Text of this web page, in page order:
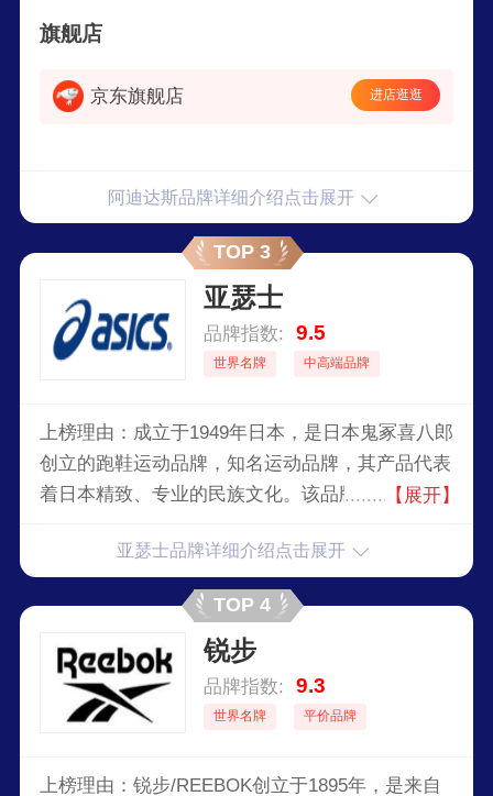
类、包类、男士香水和护肤品等。
旗舰店
京东旗舰店 进店逛逛
阿迪达斯品牌详细介绍点击展开
TOP 3
亚瑟士
品牌指数: 9.5
世界名牌 中高端品牌
上榜理由：成立于1949年日本，是日本鬼冢喜八郎
创立的跑鞋运动品牌，知名运动品牌，其产品代表
着日本精致、专业的民族文化。该品牌坚持高科
者受伤与运动乐趣相结合，奠定了全球运动品牌的
【展开】
亚瑟士品牌详细介绍点击展开
TOP 4
锐步
品牌指数: 9.3
世界名牌 平价品牌
上榜理由：锐步/REEBOK创立于1895年，是来自